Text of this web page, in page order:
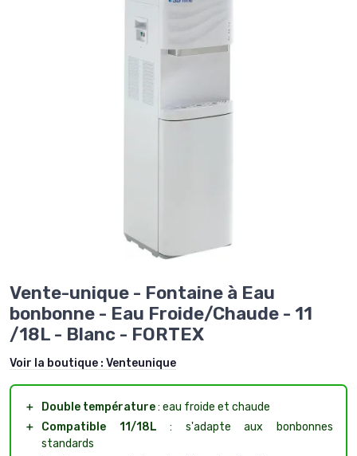
Vente-unique - Fontaine à Eau
bonbonne - Eau Froide/Chaude - 11
/18L - Blanc - FORTEX
Voir la boutique : Venteunique
＋ Double température: eau froide et chaude
＋
Compatible 11/18L : s'adapte aux bonbonnes
standards